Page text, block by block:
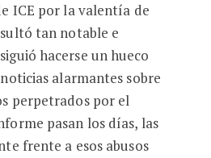
ICE por la valentía de
tan notable e
hacerse un hueco
alarmantes sobre
perpetrados por el
pasan los días, las
frente a esos abusos